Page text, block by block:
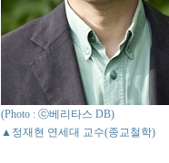
(Photo : ⓒ베리타스 DB)
▲정재현 연세대 교수(종교철학)